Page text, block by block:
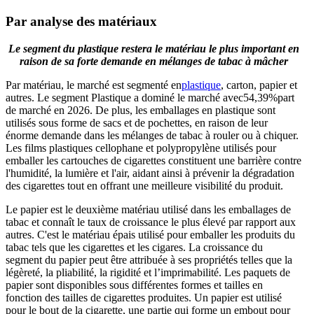
Par analyse des matériaux
Le segment du plastique restera le matériau le plus important en
raison de sa forte demande en mélanges de tabac à mâcher
Par matériau, le marché est segmenté enplastique, carton, papier et
autres. Le segment Plastique a dominé le marché avec54,39%part
de marché en 2026. De plus, les emballages en plastique sont
utilisés sous forme de sacs et de pochettes, en raison de leur
énorme demande dans les mélanges de tabac à rouler ou à chiquer.
Les films plastiques cellophane et polypropylène utilisés pour
emballer les cartouches de cigarettes constituent une barrière contre
l'humidité, la lumière et l'air, aidant ainsi à prévenir la dégradation
des cigarettes tout en offrant une meilleure visibilité du produit.
Le papier est le deuxième matériau utilisé dans les emballages de
tabac et connaît le taux de croissance le plus élevé par rapport aux
autres. C'est le matériau épais utilisé pour emballer les produits du
tabac tels que les cigarettes et les cigares. La croissance du
segment du papier peut être attribuée à ses propriétés telles que la
légèreté, la pliabilité, la rigidité et l’imprimabilité. Les paquets de
papier sont disponibles sous différentes formes et tailles en
fonction des tailles de cigarettes produites. Un papier est utilisé
pour le bout de la cigarette, une partie qui forme un embout pour